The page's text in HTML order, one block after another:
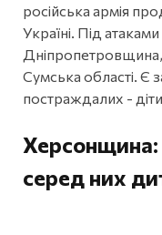
російська армія
Україні. Під
Дніпропетровщина,
Сумська області. Є
постраждалих - діти.
Херсонщина:
серед них